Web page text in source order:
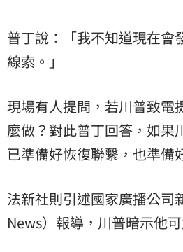
普丁說：「我不知道現在會
線索。」
現場有人提問，若川普致電
麼做？對此普丁回答，如果
已準備好恢復聯繫，也準備
法新社則引述國家廣播公司
News）報導，川普暗示他